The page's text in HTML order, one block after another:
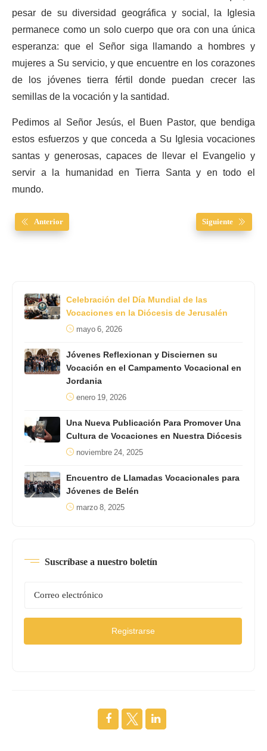
pesar de su diversidad geográfica y social, la Iglesia
permanece como un solo cuerpo que ora con una única
esperanza: que el Señor siga llamando a hombres y
mujeres a Su servicio, y que encuentre en los corazones
de los jóvenes tierra fértil donde puedan crecer las
semillas de la vocación y la santidad.
Pedimos al Señor Jesús, el Buen Pastor, que bendiga
estos esfuerzos y que conceda a Su Iglesia vocaciones
santas y generosas, capaces de llevar el Evangelio y
servir a la humanidad en Tierra Santa y en todo el
mundo.
Anterior Siguiente
Celebración del Día Mundial de las
Vocaciones en la Diócesis de Jerusalén
mayo 6, 2026
Jóvenes Reflexionan y Disciernen su
Vocación en el Campamento Vocacional en
Jordania
enero 19, 2026
Una Nueva Publicación Para Promover Una
Cultura de Vocaciones en Nuestra Diócesis
noviembre 24, 2025
Encuentro de Llamadas Vocacionales para
Jóvenes de Belén
marzo 8, 2025
Suscríbase a nuestro boletín
Registrarse